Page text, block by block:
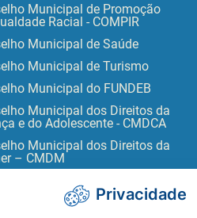
Municipal de Promoção
Racial - COMPIR
Municipal de Saúde
Municipal de Turismo
Municipal do FUNDEB
Municipal dos Direitos da
e do Adolescente - CMDCA
Municipal dos Direitos da
– CMDM
Privacidade